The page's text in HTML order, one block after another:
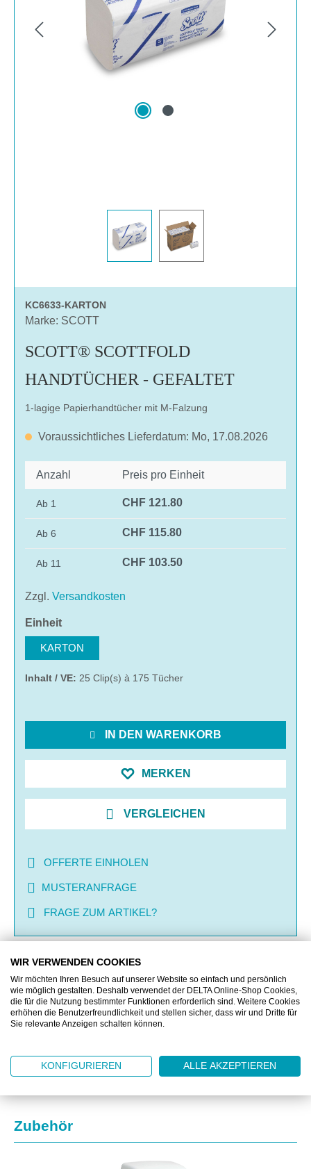
KC6633-KARTON
Marke: SCOTT
SCOTT® SCOTTFOLD
HANDTÜCHER - GEFALTET
1-lagige Papierhandtücher mit M-Falzung
Voraussichtliches Lieferdatum: Mo, 17.08.2026
Anzahl Preis pro Einheit
Ab 1 CHF 121.80
Ab 6 CHF 115.80
Ab 11 CHF 103.50
Zzgl. Versandkosten
Einheitauswählen
KARTON
Inhalt / VE: 25 Clip(s) à 175 Tücher
IN DEN WARENKORB
MERKEN
VERGLEICHEN
OFFERTE EINHOLEN
MUSTERANFRAGE
FRAGE ZUM ARTIKEL?
BESCHREIBUNG
ZUSATZINFORMATIONEN
Produktgalerie überspringen
Zubehör
WIR VERWENDEN COOKIES
Wir möchten Ihren Besuch auf unserer Website so einfach und persönlich
wie möglich gestalten. Deshalb verwendet der DELTA Online-Shop Cookies,
die für die Nutzung bestimmter Funktionen erforderlich sind. Weitere Cookies
erhöhen die Benutzerfreundlichkeit und stellen sicher, dass wir und Dritte für
Sie relevante Anzeigen schalten können.
KONFIGURIEREN ALLE AKZEPTIEREN